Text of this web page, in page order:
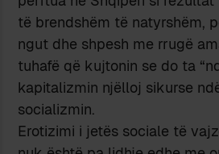
të brendshëm të natyrshëm,
ngut dhe shpesh me rrugë
tuhafë që kujtonin se do ta
kapitalizmin njëlloj sikurse
socializmin.
Erotizimi i jetës sociale të